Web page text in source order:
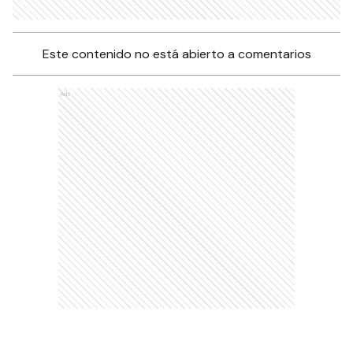
Este contenido no está abierto a comentarios
Ads